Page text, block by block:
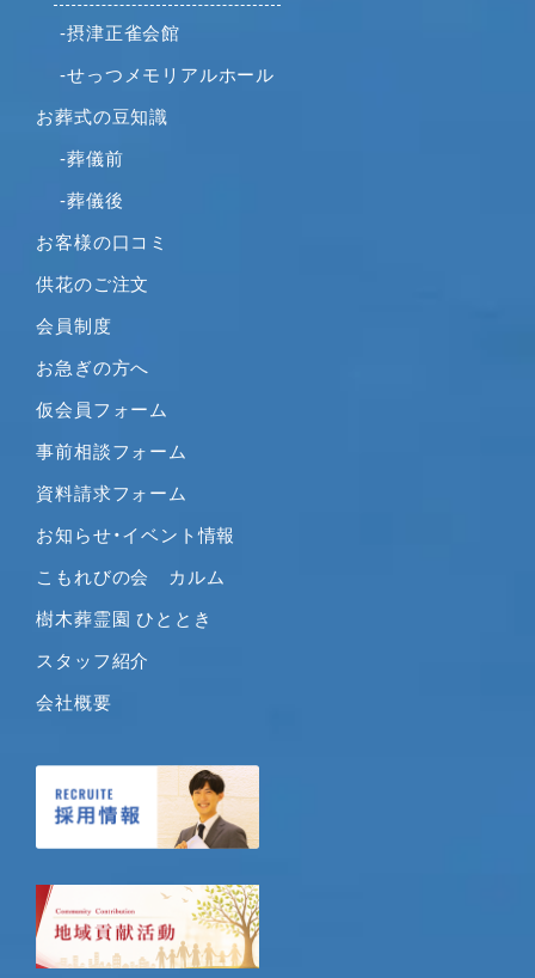
-摂津正雀会館
-せっつメモリアルホール
お葬式の豆知識
-葬儀前
-葬儀後
お客様の口コミ
供花のご注文
会員制度
お急ぎの方へ
仮会員フォーム
事前相談フォーム
資料請求フォーム
お知らせ・イベント情報
こもれびの会 カルム
樹木葬霊園 ひととき
スタッフ紹介
会社概要